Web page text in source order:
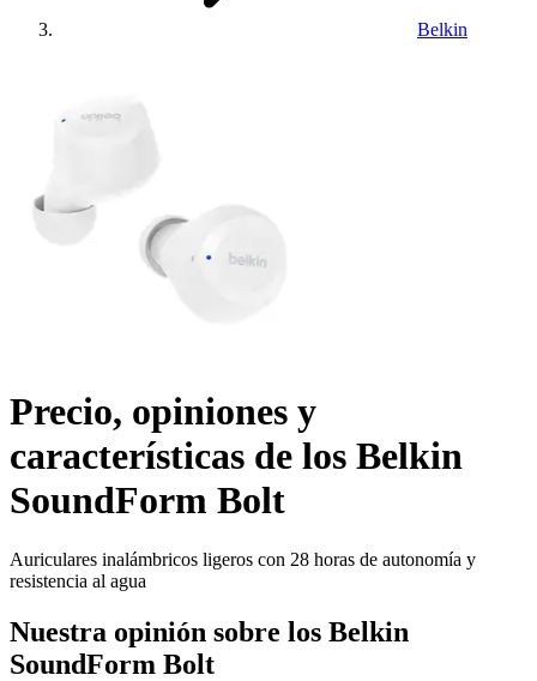
Belkin
Precio, opiniones y
características de los Belkin
SoundForm Bolt
Auriculares inalámbricos ligeros con 28 horas de autonomía y
resistencia al agua
Nuestra opinión sobre los Belkin
SoundForm Bolt